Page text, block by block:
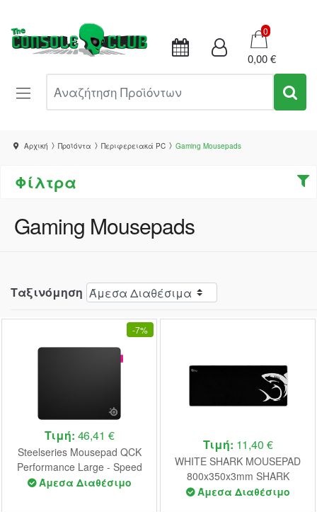
Καλάθι
0
0,00 €
Αρχική Προϊόντα Περιφερειακά PC Gaming Mousepads
Φίλτρα
Gaming Mousepads
Ταξινόμηση
-7%
Τιμή: 46,41 €
Steelseries Mousepad QCK
Performance Large - Speed
(63430)
Άμεσα Διαθέσιμο
Τιμή: 11,40 €
WHITE SHARK MOUSEPAD
800x350x3mm SHARK
Άμεσα Διαθέσιμο